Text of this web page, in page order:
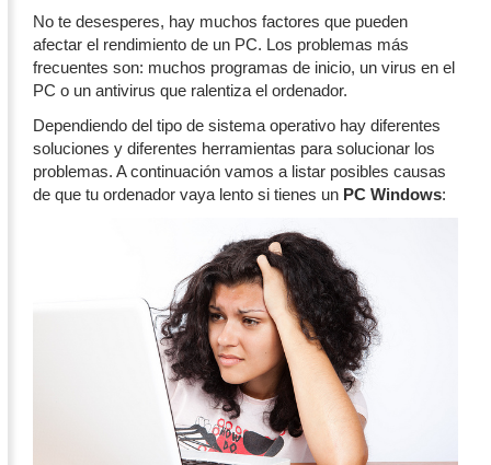
No te desesperes, hay muchos factores que pueden
afectar el rendimiento de un PC. Los problemas más
frecuentes son: muchos programas de inicio, un virus en el
PC o un antivirus que ralentiza el ordenador.
Dependiendo del tipo de sistema operativo hay diferentes
soluciones y diferentes herramientas para solucionar los
problemas. A continuación vamos a listar posibles causas
de que tu ordenador vaya lento si tienes un PC Windows: